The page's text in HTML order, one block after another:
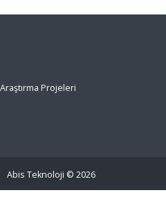
Projeleri
Abis Teknoloji © 2026